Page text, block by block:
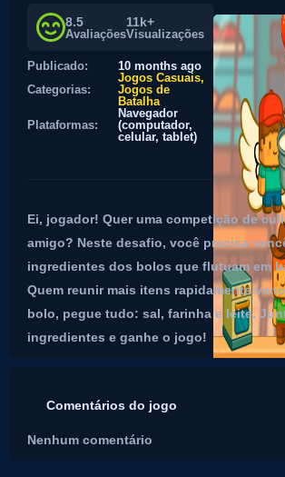
8.5
Avaliações
11k+
Visualizações
Publicado:
10 months ago
Categorias:
Jogos Casuais
Jogos de
Batalha
Plataformas:
Navegador
(computador,
celular, tablet)
Ei, jogador! Quer uma competição de
amigo? Neste desafio, você precisa
ingredientes dos bolos que flutuam em
Quem reunir mais itens rapidamente
bolo, pegue tudo: sal, farinha e leite.
ingredientes e ganhe o jogo!
Comentários do jogo
Nenhum comentário